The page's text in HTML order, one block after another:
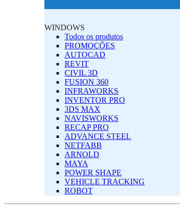
‎WINDOWS‎
Todos os produtos
PROMOÇÕES
AUTOCAD
REVIT
CIVIL 3D
FUSION 360
INFRAWORKS
INVENTOR PRO
3DS MAX
NAVISWORKS
RECAP PRO
ADVANCE STEEL
NETFABB
ARNOLD
MAYA
POWER SHAPE
VEHICLE TRACKING
ROBOT